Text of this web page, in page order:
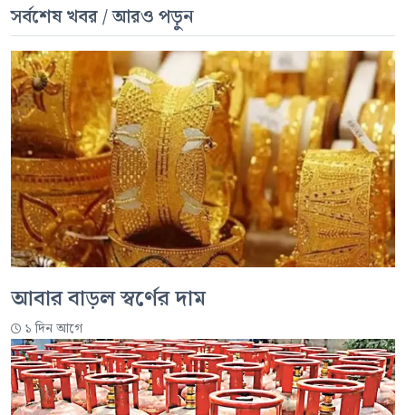
সর্বশেষ খবর / আরও পড়ুন
আবার বাড়ল স্বর্ণের দাম
১ দিন আগে